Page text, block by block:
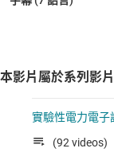
本影片屬於系列影片
實驗性電力電子
(92 videos)